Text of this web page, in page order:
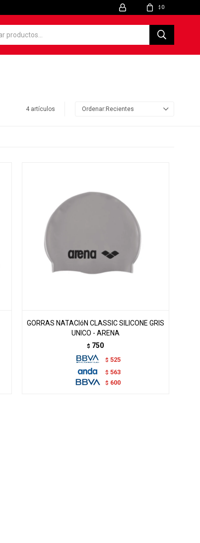
$ 0
4 artículos Recientes
GORRAS NATACIóN CLASSIC SILICONE GRIS
UNICO - ARENA
$ 750
$ 525
$ 563
$ 600